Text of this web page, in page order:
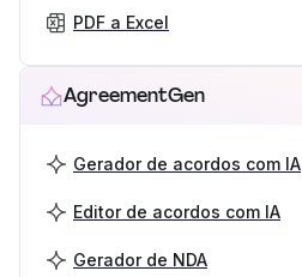
PDF a Excel
AgreementGen
Gerador de acordos com IA
Editor de acordos com IA
Gerador de NDA